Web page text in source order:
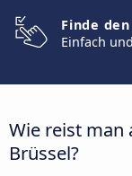
Finde
Einfach
Wie reist man
Brüssel?